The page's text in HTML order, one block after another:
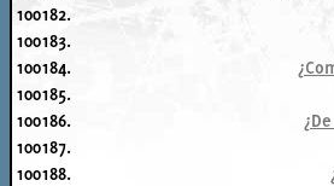
100182.
100183.
100184.
100185.
100186.
100187.
100188.